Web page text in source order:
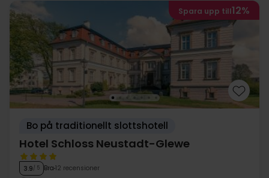
Spara upp till12%
Bo på traditionellt slottshotell
Hotel Schloss Neustadt-Glewe
3.9/ 5 Bra 12 recensioner